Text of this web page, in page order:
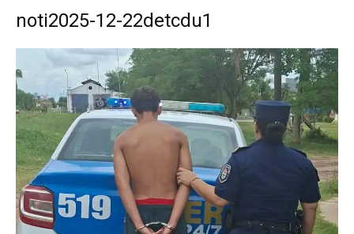
noti2025-12-22detcdu1